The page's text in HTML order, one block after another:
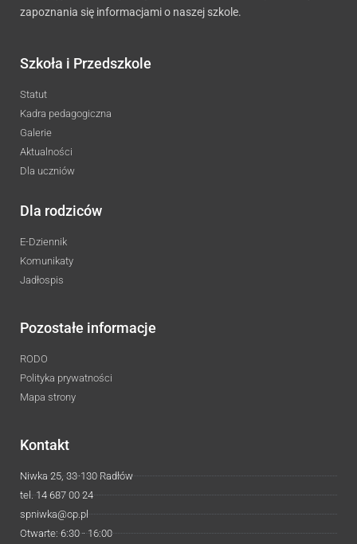
zapoznania się informacjami o naszej szkole.
Szkoła i Przedszkole
Statut
Kadra pedagogiczna
Galerie
Aktualności
Dla uczniów
Dla rodziców
E-Dziennik
Komunikaty
Jadłospis
Pozostałe informacje
RODO
Polityka prywatności
Mapa strony
Kontakt
Niwka 25, 33-130 Radłów
tel. 14 687 00 24
spniwka@op.pl
Otwarte: 6:30 - 16:00